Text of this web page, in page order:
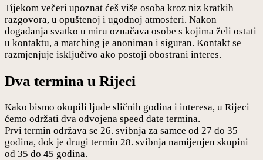
Tijekom večeri upoznat ćeš više osoba kroz niz kratkih
razgovora, u opuštenoj i ugodnoj atmosferi. Nakon
događanja svatko u miru označava osobe s kojima želi ostati
u kontaktu, a matching je anoniman i siguran. Kontakt se
razmjenjuje isključivo ako postoji obostrani interes.
Dva termina u Rijeci
Kako bismo okupili ljude sličnih godina i interesa, u Rijeci
ćemo održati dva odvojena speed date termina.
Prvi termin održava se 26. svibnja za samce od 27 do 35
godina, dok je drugi termin 28. svibnja namijenjen skupini
od 35 do 45 godina.